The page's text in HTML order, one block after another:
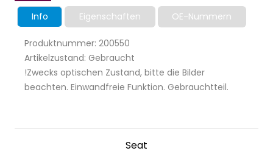
Info Eigenschaften OE-Nummern
Produktnummer: 200550
Artikelzustand: Gebraucht
!Zwecks optischen Zustand, bitte die Bilder
beachten. Einwandfreie Funktion. Gebrauchtteil.
Seat